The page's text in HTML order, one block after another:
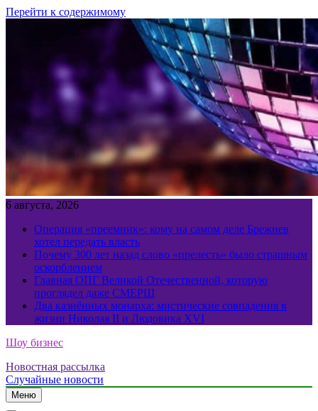
Перейти к содержимому
6 августа, 2026
Операция «преемник»: кому на самом деле Брежнев
хотел передать власть
Почему 300 лет назад слово «прелесть» было страшным
оскорблением
Главная ОПГ Великой Отечественной, которую
проглядел даже СМЕРШ
Два казнённых монарха: мистические совпадения в
жизни Николая II и Людовика XVI
Шоу бизнес
Новостная рассылка
Случайные новости
Меню